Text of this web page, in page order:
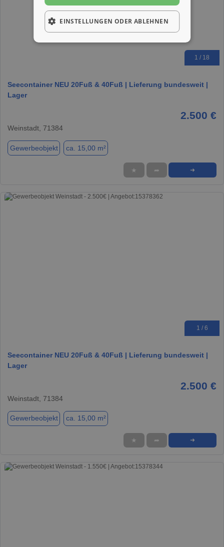
1 / 18
Seecontainer NEU 20Fuß & 40Fuß | Lieferung bundesweit |
Lager
2.500 €
Weinstadt, 71384
Gewerbeobjekt ca. 15,00 m²
★ ➦ ➜
1 / 6
Seecontainer NEU 20Fuß & 40Fuß | Lieferung bundesweit |
Lager
2.500 €
Weinstadt, 71384
Gewerbeobjekt ca. 15,00 m²
★ ➦ ➜
EINSTELLUNGEN ODER ABLEHNEN